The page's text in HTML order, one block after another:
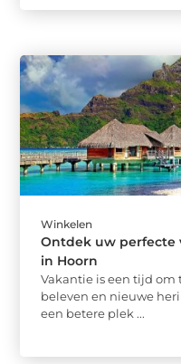
Winkelen
Ontdek uw perfecte
in Hoorn
Vakantie is een tijd
beleven en nieuwe
een betere plek ...